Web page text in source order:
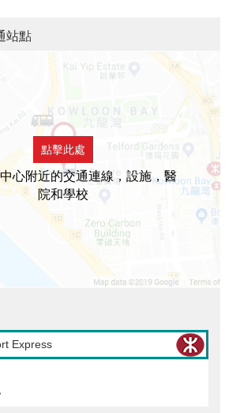
站點
點擊此處
心附近的交通連線，設施，醫
院和學校
Express